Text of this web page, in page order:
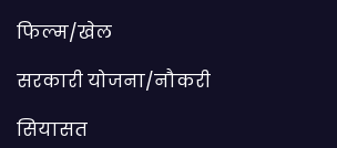
फिल्म/खेल
सरकारी योजना/नौकरी
सियासत